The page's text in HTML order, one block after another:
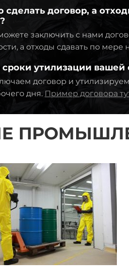
договор, а
заключить с нами
а отходы сдавать по мере
сроки утилизации
договор и
дня. Пример договора